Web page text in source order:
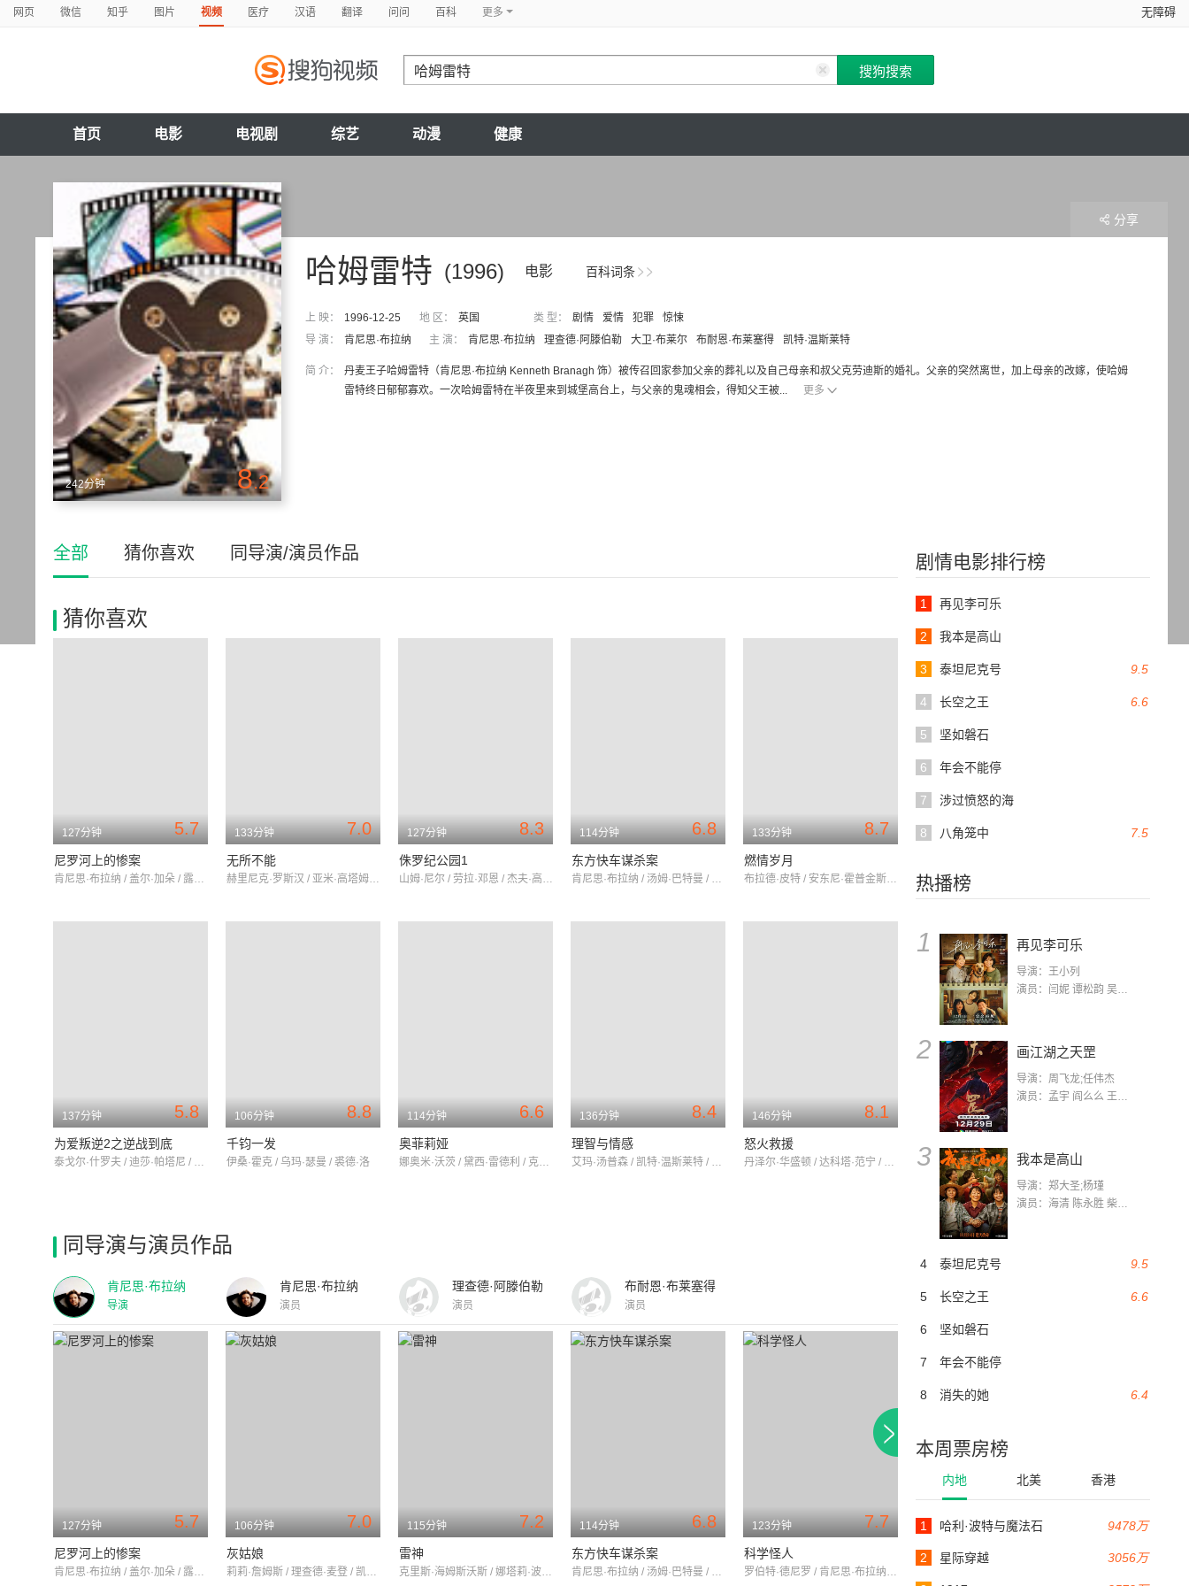
网页 微信 知乎 图片 视频 医疗 汉语 翻译 问问 百科 更多 无障碍
首页 电影 电视剧 综艺 动漫 健康
242分钟 8.2
百科词条
(1996) 电影
哈姆雷特
上 映： 1996-12-25 地 区： 英国 类 型： 剧情 爱情 犯罪
惊悚
导 演：
肯尼思·布拉纳 主 演： 肯尼思·布拉纳 理查德·阿滕伯勒 大卫·布莱尔 布耐恩·布莱塞得 凯特·温斯莱特
简 介：
丹麦王子哈姆雷特（肯尼思·布拉纳 Kenneth Branagh 饰）被传召回家参加父亲的葬礼以及自己母亲和叔父克劳迪斯的婚礼。父亲的突然离世，加上母亲的改嫁，使哈姆
雷特终日郁郁寡欢。一次哈姆雷特在半夜里来到城堡高台上，与父亲的鬼魂相会，得知父王被...
更多
分享
剧情电影排行榜
1 再见李可乐
2 我本是高山
9.5
3 泰坦尼克号
6.6
4 长空之王
5 坚如磐石
6 年会不能停
7 涉过愤怒的海
7.5
8 八角笼中
热播榜
1 再见李可乐
导演：王小列
演员：闫妮 谭松韵 吴京 蒋龙 赵小棠 冯雷 李虎城 平安 小七 小可乐
2 画江湖之天罡
导演：周飞龙;任伟杰
演员：孟宇 阎么么 王凯 郭政建 阎萌萌 杨默 高枫 齐斯伽 刘芊含 马程
3 我本是高山
导演：郑大圣;杨瑾
演员：海清 陈永胜 柴烨 王玥婷 万国鹏 美朵达瓦 赵瑞婷 罗解艳 郭莉娜 潘家艳
9.5
4 泰坦尼克号
6.6
5 长空之王
6 坚如磐石
7 年会不能停
6.4
8 消失的她
本周票房榜
内地 北美 香港
9478万
1 哈利·波特与魔法石
3056万
2 星际穿越
全部 猜你喜欢 同导演/演员作品
猜你喜欢
5.7
127分钟
尼罗河上的惨案
肯尼思·布拉纳 / 盖尔·加朵 / 露丝·莱斯利
7.0
133分钟
无所不能
赫里尼克·罗斯汉 / 亚米·高塔姆 / 洛尼特·罗伊
8.3
127分钟
侏罗纪公园1
山姆·尼尔 / 劳拉·邓恩 / 杰夫·高布伦
6.8
114分钟
东方快车谋杀案
肯尼思·布拉纳 / 汤姆·巴特曼 / 米歇尔·菲佛
8.7
133分钟
燃情岁月
布拉德·皮特 / 安东尼·霍普金斯 / 艾丹·奎因
5.8
137分钟
为爱叛逆2之逆战到底
泰戈尔·什罗夫 / 迪莎·帕塔尼 / 马诺杰·巴杰帕伊
8.8
106分钟
千钧一发
伊桑·霍克 / 乌玛·瑟曼 / 裘德·洛
6.6
114分钟
奥菲莉娅
娜奥米·沃茨 / 黛西·雷德利 / 克里夫·欧文
8.4
136分钟
理智与情感
艾玛·汤普森 / 凯特·温斯莱特 / 休·格兰特
8.1
146分钟
怒火救援
丹泽尔·华盛顿 / 达科塔·范宁 / 拉达·米切尔
同导演与演员作品
肯尼思·布拉纳
导演
肯尼思·布拉纳
演员
理查德·阿滕伯勒
演员
布耐恩·布莱塞得
演员
5.7
127分钟
尼罗河上的惨案
肯尼思·布拉纳 / 盖尔·加朵 / 露丝·莱斯利
7.0
106分钟
灰姑娘
莉莉·詹姆斯 / 理查德·麦登 / 凯特·布兰切特
7.2
115分钟
雷神
克里斯·海姆斯沃斯 / 娜塔莉·波特曼 / 汤姆·希德勒斯顿
6.8
114分钟
东方快车谋杀案
肯尼思·布拉纳 / 汤姆·巴特曼 / 米歇尔·菲佛
7.7
123分钟
科学怪人
罗伯特·德尼罗 / 肯尼思·布拉纳 / 汤姆·休斯克
7.2
107分钟
再续前世情
105分钟
一触即发